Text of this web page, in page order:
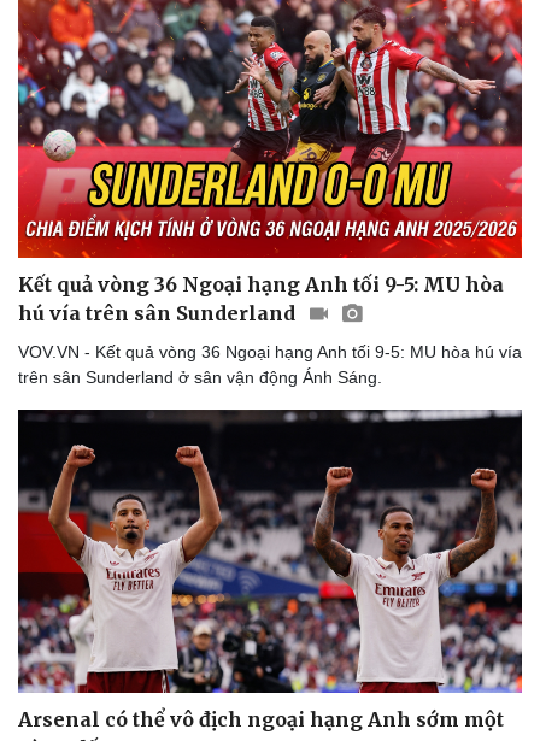
Kết quả vòng 36 Ngoại hạng Anh tối 9-5: MU hòa
hú vía trên sân Sunderland
VOV.VN - Kết quả vòng 36 Ngoại hạng Anh tối 9-5: MU hòa hú vía
trên sân Sunderland ở sân vận động Ánh Sáng.
Arsenal có thể vô địch ngoại hạng Anh sớm một